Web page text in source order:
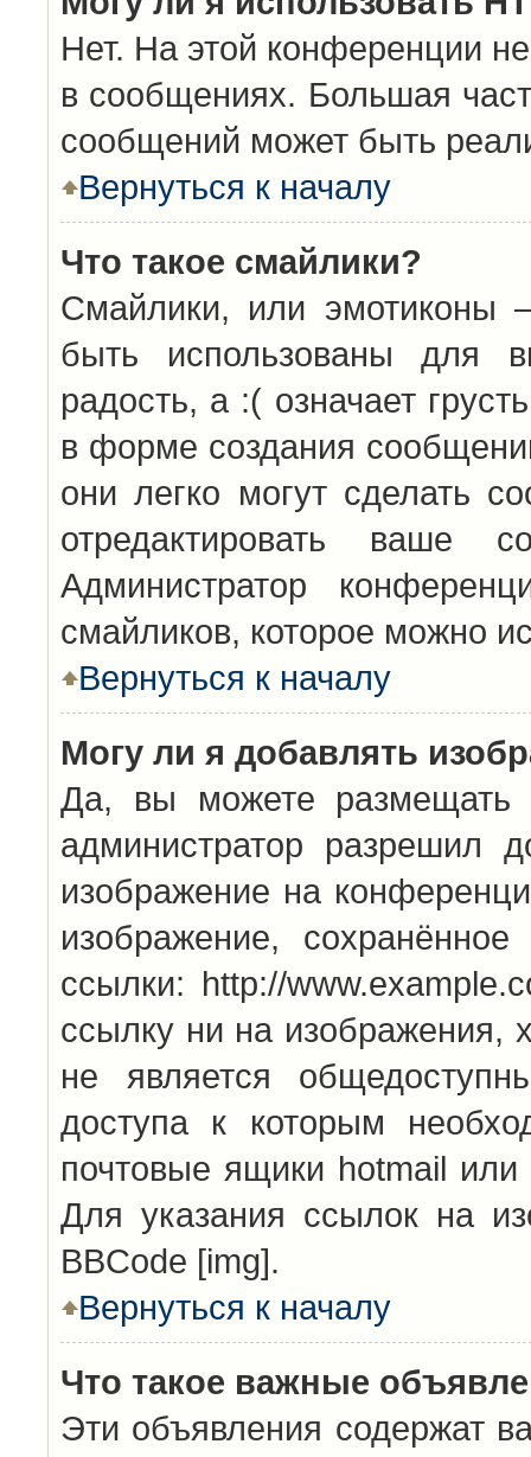
Нет. На этой конференции
в сообщениях. Большая
сообщений может быть
Вернуться к началу
Что такое смайлики?
Смайлики, или эмотиконы
быть использованы для
радость, а :( означает
в форме создания
они легко могут сделать
отредактировать ваше
Администратор
смайликов, которое можно
Вернуться к началу
Могу ли я добавлять
Да, вы можете размещать
администратор разрешил
изображение на
изображение,
ссылки: http://
ссылку ни на
не является
доступа к которым
почтовые ящики hotmail
Для указания ссылок на
BBCode [img].
Вернуться к началу
Что такое важные
Эти объявления содержат